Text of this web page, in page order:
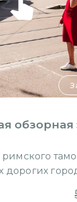
обзорная
дорогих